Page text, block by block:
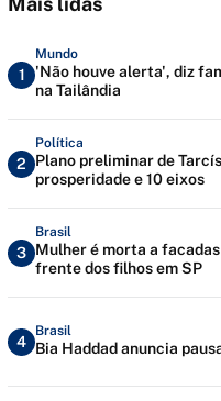
1
Mundo
'Não houve alerta', diz
na Tailândia
2
Política
Plano preliminar de
prosperidade e 10 eixos
3
Brasil
Mulher é morta a facadas
frente dos filhos em SP
4
Brasil
Bia Haddad anuncia